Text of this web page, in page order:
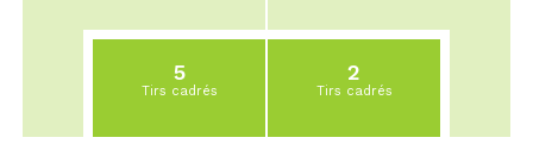
5
Tirs cadrés
2
Tirs cadrés